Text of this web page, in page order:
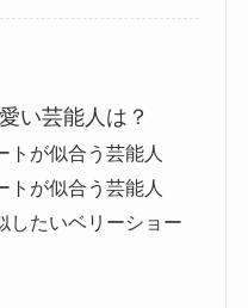
い芸能人は？
トが似合う芸能人
トが似合う芸能人
したいベリーショー